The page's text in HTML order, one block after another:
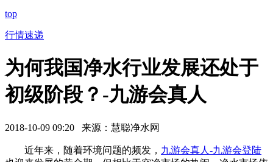
top
行情速递
为何我国净水行业发展还处于
初级阶段？-九游会真人
2018-10-09 09:20 来源：慧聪净水网
近年来，随着环境问题的频发， 九游会真人-九游会登陆